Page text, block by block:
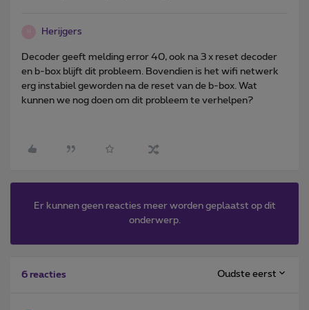
Herijgers
Decoder geeft melding error 40, ook na 3 x reset decoder
en b-box blijft dit probleem. Bovendien is het wifi netwerk
erg instabiel geworden na de reset van de b-box. Wat
kunnen we nog doen om dit probleem te verhelpen?
Er kunnen geen reacties meer worden geplaatst op dit
onderwerp.
6 reacties Oudste eerst